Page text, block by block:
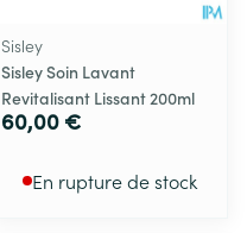
Sisley
Sisley Soin Lavant
Revitalisant Lissant 200ml
60,00 €
En rupture de stock